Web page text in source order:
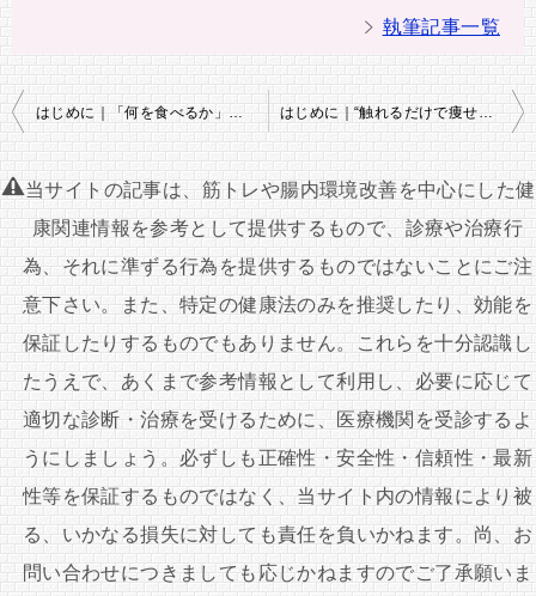
執筆記事一覧
投
ナ
ゲ
ー
シ
ョ
ン
はじめに｜「何を食べるか」より「どう食べるか」が時代を変える はじめに｜“触れるだけで痩せる”が現実に？
当サイトの記事は、筋トレや腸内環境改善を中心にした健
康関連情報を参考として提供するもので、診療や治療行
為、それに準ずる行為を提供するものではないことにご注
意下さい。また、特定の健康法のみを推奨したり、効能を
保証したりするものでもありません。これらを十分認識し
たうえで、あくまで参考情報として利用し、必要に応じて
適切な診断・治療を受けるために、医療機関を受診するよ
うにしましょう。必ずしも正確性・安全性・信頼性・最新
性等を保証するものではなく、当サイト内の情報により被
る、いかなる損失に対しても責任を負いかねます。尚、お
問い合わせにつきましても応じかねますのでご了承願いま